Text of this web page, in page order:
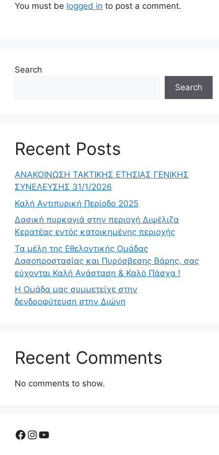
You must be logged in to post a comment.
Search
Search
Recent Posts
ΑΝΑΚΟΙΝΩΣΗ ΤΑΚΤΙΚΗΣ ΕΤΗΣΙΑΣ ΓΕΝΙΚΗΣ
ΣΥΝΕΛΕΥΣΗΣ 31/1/2026
Καλή Αντιπυρική Περίοδο 2025
Δασική πυρκαγιά στην περιοχή Διψέλιζα
Κερατέας εντός κατοικημένης περιοχής
Τα μέλη της Εθελοντικής Ομάδας
Δασοπροστασίας και Πυρόσβεσης Βάρης, σας
εύχονται Καλή Ανάσταση & Καλό Πάσχα !
Η Ομάδα μας συμμετείχε στην
δενδροφύτευση στην Διώνη
Recent Comments
No comments to show.